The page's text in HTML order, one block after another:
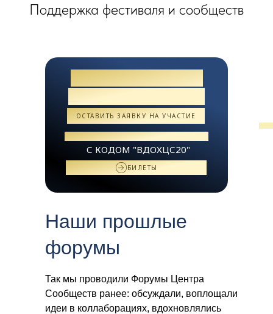
Поддержка фестиваля и сообществ
С КОДОМ "ВДОХЦС20"
ОСТАВИТЬ ЗАЯВКУ НА УЧАСТИЕ
БИЛЕТЫ
Наши прошлые
форумы
Так мы проводили Форумы Центра
Сообществ ранее: обсуждали, воплощали
идеи в коллаборациях, вдохновлялись